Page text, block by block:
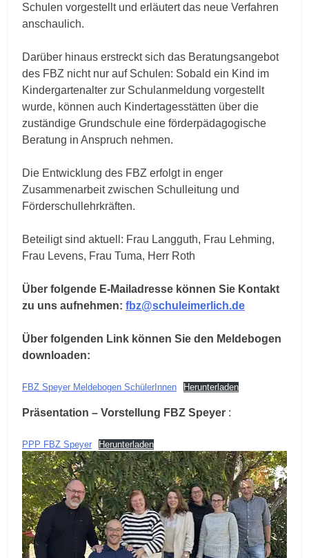
Schulen vorgestellt und erläutert das neue Verfahren
anschaulich.
Darüber hinaus erstreckt sich das Beratungsangebot
des FBZ nicht nur auf Schulen: Sobald ein Kind im
Kindergartenalter zur Schulanmeldung vorgestellt
wurde, können auch Kindertagesstätten über die
zuständige Grundschule eine förderpädagogische
Beratung in Anspruch nehmen.
Die Entwicklung des FBZ erfolgt in enger
Zusammenarbeit zwischen Schulleitung und
Förderschullehrkräften.
Beteiligt sind aktuell: Frau Langguth, Frau Lehming,
Frau Levens, Frau Tuma, Herr Roth
Über folgende E-Mailadresse können Sie Kontakt
zu uns aufnehmen: fbz@schuleimerlich.de
Über folgenden Link können Sie den Meldebogen
downloaden:
FBZ Speyer Meldebogen SchülerInnen Herunterladen
Präsentation – Vorstellung FBZ Speyer :
PPP FBZ Speyer Herunterladen